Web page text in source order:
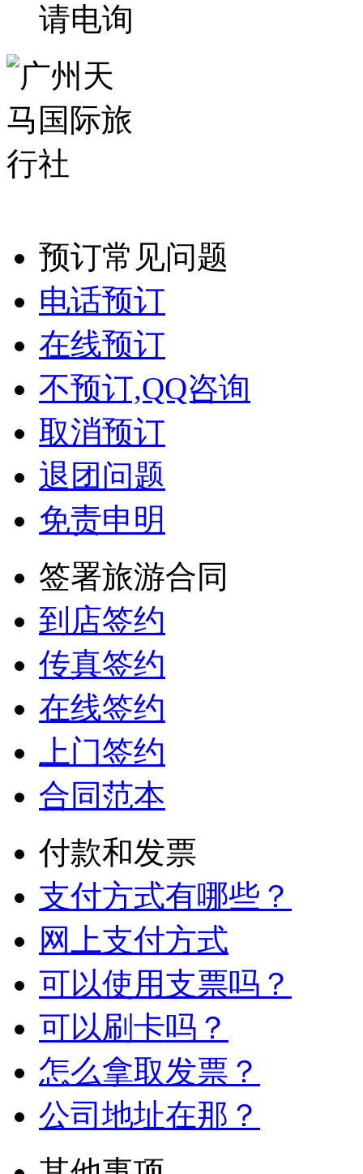
请电询
预订常见问题
电话预订
在线预订
不预订,QQ咨询
取消预订
退团问题
免责申明
签署旅游合同
到店签约
传真签约
在线签约
上门签约
合同范本
付款和发票
支付方式有哪些？
网上支付方式
可以使用支票吗？
可以刷卡吗？
怎么拿取发票？
公司地址在那？